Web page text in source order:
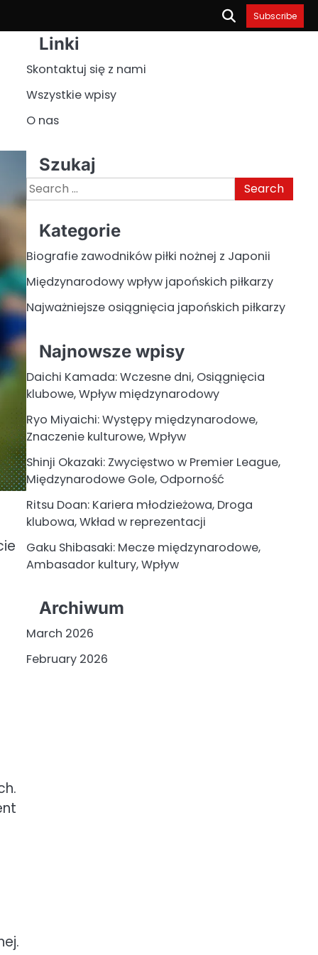
Subscribe
Linki
Skontaktuj się z nami
Wszystkie wpisy
O nas
Szukaj
Search
for:
Kategorie
Biografie zawodników piłki nożnej z Japonii
Międzynarodowy wpływ japońskich piłkarzy
Najważniejsze osiągnięcia japońskich piłkarzy
Najnowsze wpisy
Daichi Kamada: Wczesne dni, Osiągnięcia
klubowe, Wpływ międzynarodowy
Ryo Miyaichi: Występy międzynarodowe,
Znaczenie kulturowe, Wpływ
Shinji Okazaki: Zwycięstwo w Premier League,
Międzynarodowe Gole, Odporność
Ritsu Doan: Kariera młodzieżowa, Droga
klubowa, Wkład w reprezentacji
Gaku Shibasaki: Mecze międzynarodowe,
Ambasador kultury, Wpływ
Archiwum
March 2026
February 2026